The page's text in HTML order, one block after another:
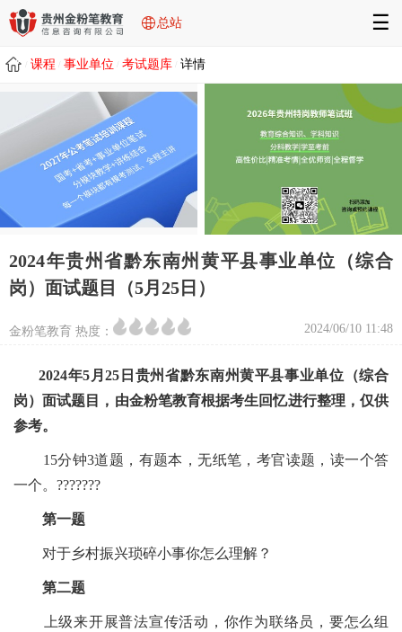
总站 ☰
课程 事业单位 考试题库 详情
2024年贵州省黔东南州黄平县事业单位（综合
岗）面试题目（5月25日）
金粉笔教育 热度： 2024/06/10 11:48
2024年5月25日贵州省黔东南州黄平县事业单位（综合
岗）面试题目，由金粉笔教育根据考生回忆进行整理，仅供
参考。
15分钟3道题，有题本，无纸笔，考官读题，读一个答
一个。???????
第一题
对于乡村振兴琐碎小事你怎么理解？
第二题
上级来开展普法宣传活动，你作为联络员，要怎么组